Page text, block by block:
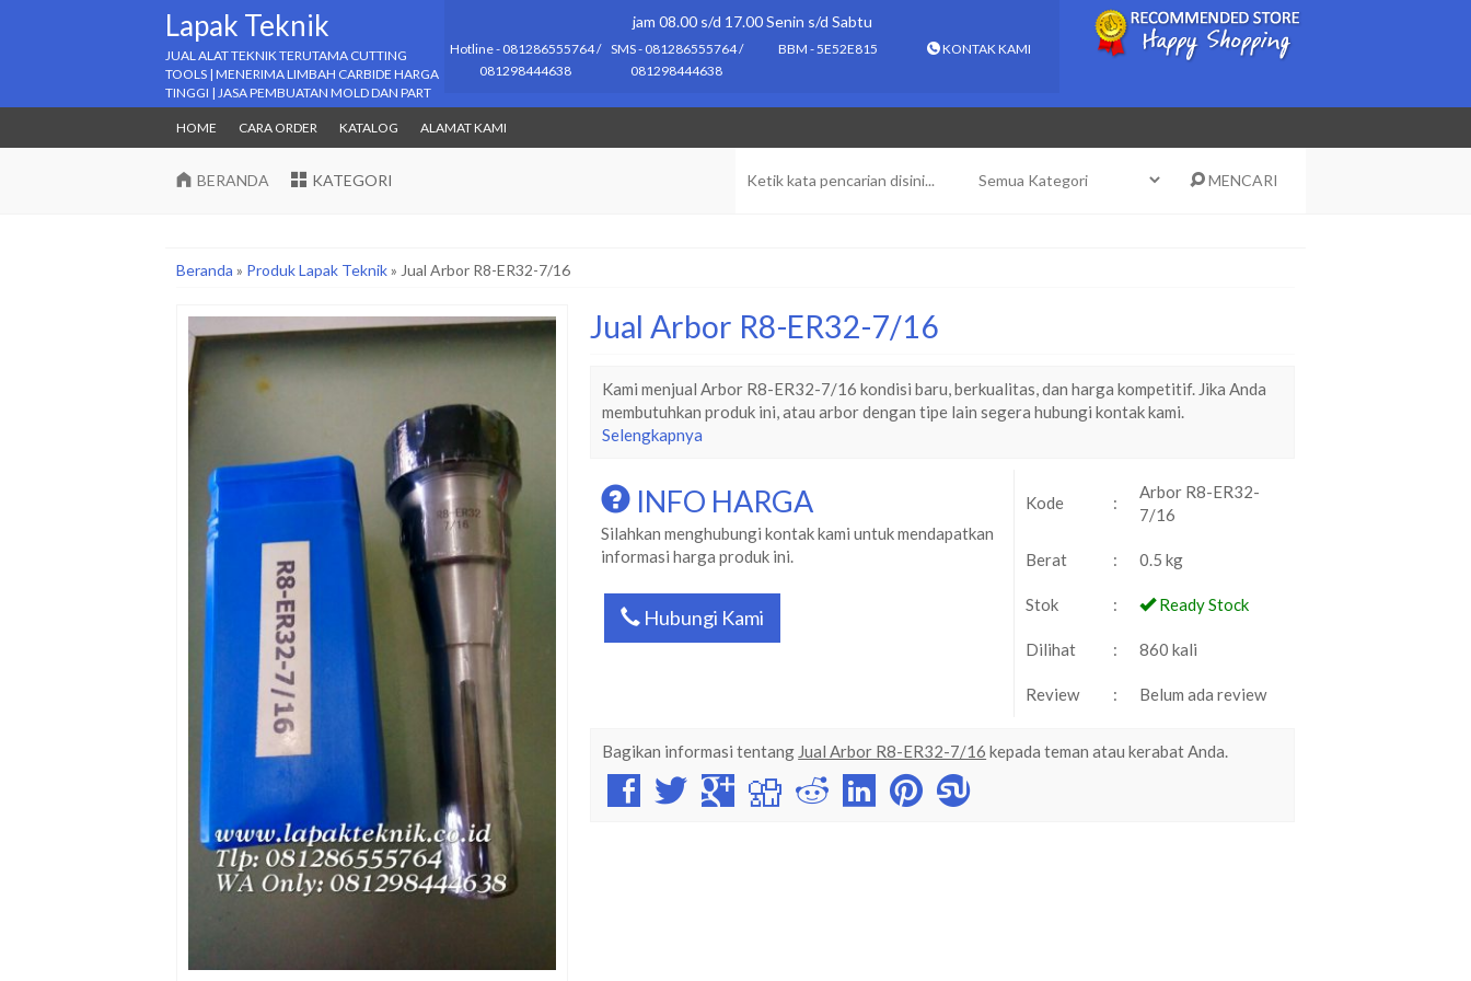
Lapak Teknik
JUAL ALAT TEKNIK TERUTAMA CUTTING
TOOLS | MENERIMA LIMBAH CARBIDE HARGA
TINGGI | JASA PEMBUATAN MOLD DAN PART
jam 08.00 s/d 17.00 Senin s/d Sabtu
Hotline - 081286555764 /
081298444638
SMS - 081286555764 /
081298444638
BBM - 5E52E815 KONTAK KAMI
HOME CARA ORDER KATALOG ALAMAT KAMI
BERANDA KATEGORI MENCARI
Beranda » Produk Lapak Teknik» Jual Arbor R8-ER32-7/16
Jual Arbor R8-ER32-7/16
Kami menjual Arbor R8-ER32-7/16 kondisi baru, berkualitas, dan harga kompetitif. Jika Anda
membutuhkan produk ini, atau arbor dengan tipe lain segera hubungi kontak kami.
Selengkapnya
Kode :
Arbor R8-ER32-
7/16
Berat : 0.5 kg
Stok : Ready Stock
Dilihat : 860 kali
Review : Belum ada review
INFO HARGA
Silahkan menghubungi kontak kami untuk mendapatkan
informasi harga produk ini.
Hubungi Kami
Bagikan informasi tentang Jual Arbor R8-ER32-7/16 kepada teman atau kerabat Anda.